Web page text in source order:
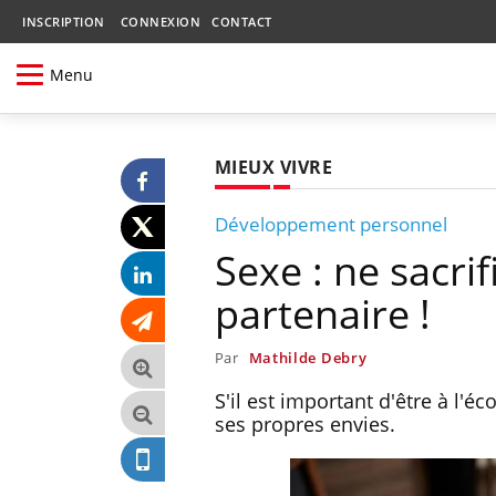
INSCRIPTION CONNEXION CONTACT
Menu
MIEUX VIVRE
Développement personnel
Sexe : ne
partenaire !
Par Mathilde Debry
S'il est important d'être à
ses propres envies.